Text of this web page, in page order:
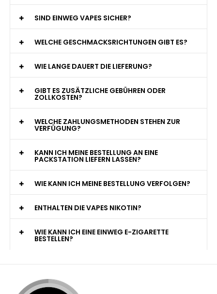
SIND EINWEG VAPES SICHER?
WELCHE GESCHMACKSRICHTUNGEN GIBT ES?
WIE LANGE DAUERT DIE LIEFERUNG?
GIBT ES ZUSÄTZLICHE GEBÜHREN ODER
ZOLLKOSTEN?
WELCHE ZAHLUNGSMETHODEN STEHEN ZUR
VERFÜGUNG?
KANN ICH MEINE BESTELLUNG AN EINE
PACKSTATION LIEFERN LASSEN?
WIE KANN ICH MEINE BESTELLUNG VERFOLGEN?
ENTHALTEN DIE VAPES NIKOTIN?
WIE KANN ICH EINE EINWEG E-ZIGARETTE
BESTELLEN?